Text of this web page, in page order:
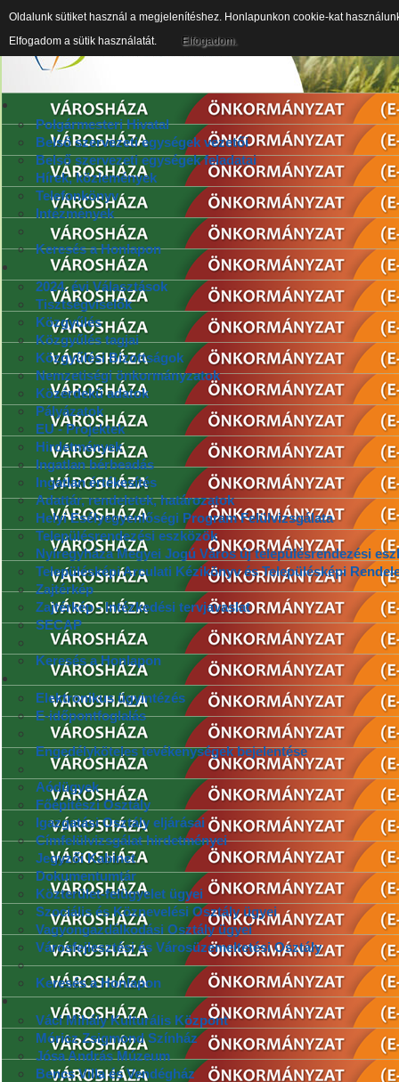
Polgármesteri Hivatal
Belső szervezeti egységek vezetői
Belső szervezeti egységek feladatai
Hírek, közlemények
Telefonkönyv
Intézmények
Keresés a Honlapon
2024. évi Választások
Tisztségviselők
Közgyűlés
Közgyűlés tagjai
Közgyűlési Bizottságok
Nemzetiségi önkormányzatok
Közérdekű adatok
Pályázatok
EU - Projektek
Hirdetmények
Ingatlan bérbeadás
Ingatlan értékesítés
Adattár, rendeletek, határozatok
Helyi Esélyegyenlőségi Program Felülvizsgálata
Településrendezési eszközök
Nyíregyháza Megyei Jogú Város új településrendezési
Településképi Arculati Kézikönyv és Településképi
Zajtérkép
Zajtérkép - Intézkedési tervjavaslat
SECAP
Keresés a Honlapon
Elektronikus ügyintézés
E-időpontfoglalás
Engedélyköteles tevékenységek bejelentése
Aódügyek
Főépítészi Osztály
Igazgatási Osztály eljárásai
Címfelülvizsgálat hirdetményei
Jegyzői Kabinet
Dokumentumtár
Közterület-felügyelet ügyei
Szociális és Köznevelési Osztály ügyei
Vagyongazdálkodási Osztály ügyei
Városfejlesztési és Városüzemeltetési Osztály
Keresés a Honlapon
Váci Mihály Kulturális Központ
Móricz Zsigmond Színház
Jósa András Múzeum
Bencs Villa és Vendégház
Oldalunk sütiket használ a megjelenítéshez. Honlapunkon cookie-kat
Elfogadom a sütik használatát.
Elfogadom.